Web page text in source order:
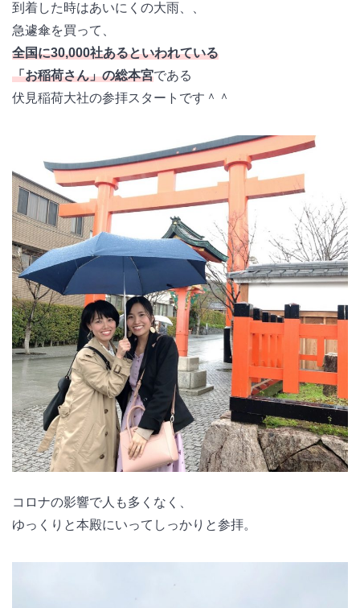
到着した時はあいにくの大雨、、
急遽傘を買って、
全国に30,000社あるといわれている
「お稲荷さん」の総本宮である
伏見稲荷大社の参拝スタートです＾＾
コロナの影響で人も多くなく、
ゆっくりと本殿にいってしっかりと参拝。